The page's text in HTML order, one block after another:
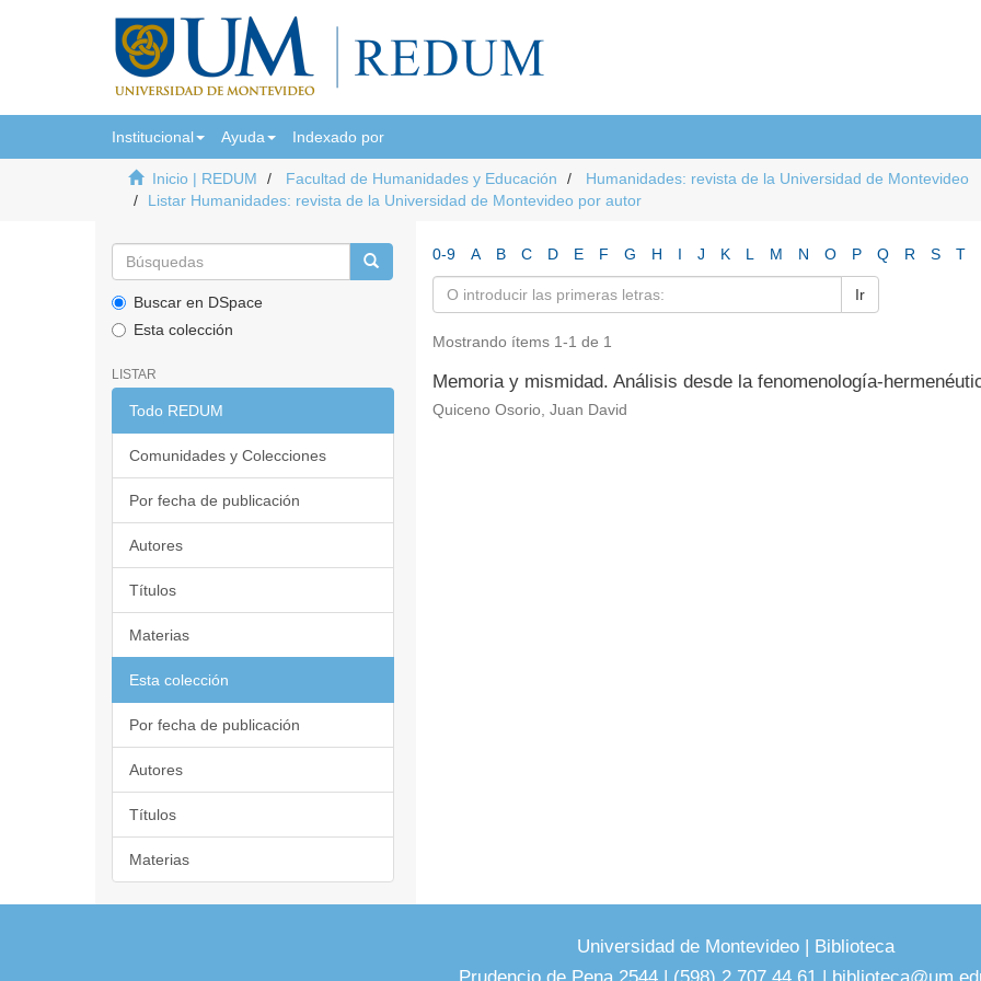
Institucional Ayuda Indexado por
Inicio | REDUM Facultad de Humanidades y Educación
Humanidades: revista de la Universidad de Montevideo
Listar Humanidades: revista de la Universidad de Montevideo por autor
Buscar en DSpace
Esta colección
LISTAR
Todo REDUM
Comunidades y Colecciones
Por fecha de publicación
Autores
Títulos
Materias
Esta colección
Por fecha de publicación
Autores
Títulos
Materias
0-9 A B C D E F G H I J K L M N O P Q R S T
Ir
Mostrando ítems 1-1 de 1
Memoria y mismidad. Análisis desde la fenomenología-
Quiceno Osorio, Juan David
Universidad de Montevideo | Biblioteca